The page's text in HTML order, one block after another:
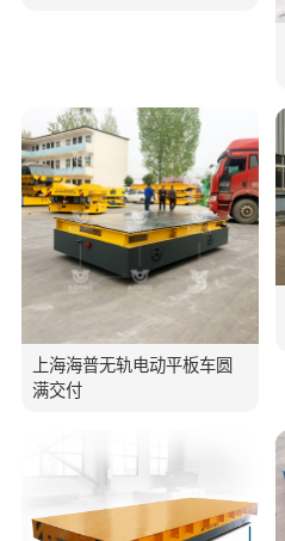
上海海普无轨电动平板车圆
满交付